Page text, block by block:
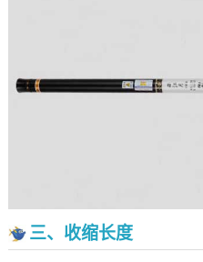
三、收缩长度